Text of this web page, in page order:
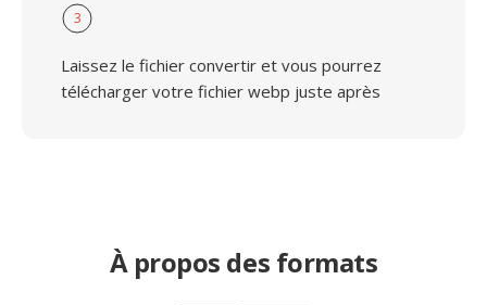
3
Laissez le fichier convertir et vous pourrez
télécharger votre fichier webp juste après
À propos des formats